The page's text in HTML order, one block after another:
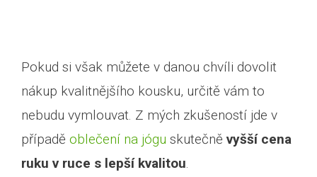
Pokud si však můžete v danou chvíli dovolit
nákup kvalitnějšího kousku, určitě vám to
nebudu vymlouvat. Z mých zkušeností jde v
případě oblečení na jógu skutečně vyšší cena
ruku v ruce s lepší kvalitou.